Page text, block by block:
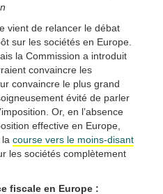
vient de relancer le débat
sur les sociétés en Europe.
la Commission a introduit
convaincre les
convaincre le plus grand
évité de parler
Or, en l’absence
effective en Europe,
course vers le moins-disant
les sociétés complètement
fiscale en Europe :